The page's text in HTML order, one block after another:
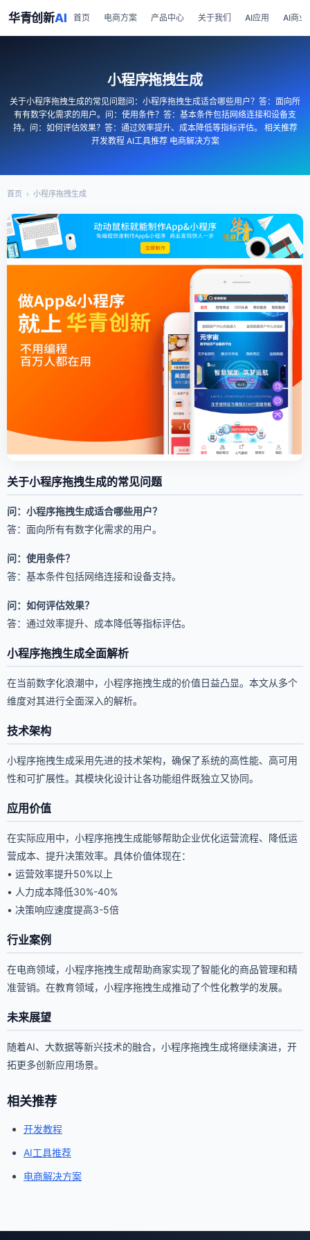
华青创新AI 首页 电商方案 产品中心 关于我们 AI应用 AI商业
小程序拖拽生成
关于小程序拖拽生成的常见问题问：小程序拖拽生成适合哪些用户？答：面向所
有有数字化需求的用户。问：使用条件？答：基本条件包括网络连接和设备支
持。问：如何评估效果？答：通过效率提升、成本降低等指标评估。 相关推荐
开发教程 AI工具推荐 电商解决方案
首页 › 小程序拖拽生成
关于小程序拖拽生成的常见问题
问：小程序拖拽生成适合哪些用户？
答：面向所有有数字化需求的用户。
问：使用条件？
答：基本条件包括网络连接和设备支持。
问：如何评估效果？
答：通过效率提升、成本降低等指标评估。
小程序拖拽生成全面解析
在当前数字化浪潮中，小程序拖拽生成的价值日益凸显。本文从多个
维度对其进行全面深入的解析。
技术架构
小程序拖拽生成采用先进的技术架构，确保了系统的高性能、高可用
性和可扩展性。其模块化设计让各功能组件既独立又协同。
应用价值
在实际应用中，小程序拖拽生成能够帮助企业优化运营流程、降低运
营成本、提升决策效率。具体价值体现在：
• 运营效率提升50%以上
• 人力成本降低30%-40%
• 决策响应速度提高3-5倍
行业案例
在电商领域，小程序拖拽生成帮助商家实现了智能化的商品管理和精
准营销。在教育领域，小程序拖拽生成推动了个性化教学的发展。
未来展望
随着AI、大数据等新兴技术的融合，小程序拖拽生成将继续演进，开
拓更多创新应用场景。
相关推荐
开发教程
AI工具推荐
电商解决方案